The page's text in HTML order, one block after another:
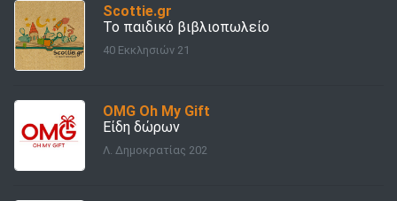
Scottie.gr
Το παιδικό βιβλιοπωλείο
40 Εκκλησιών 21
OMG Oh My Gift
Είδη δώρων
Λ. Δημοκρατίας 202